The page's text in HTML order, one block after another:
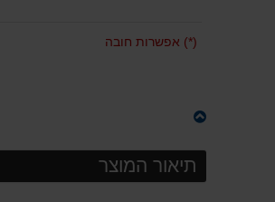
(*) אפשרות חובה
תיאור המוצר